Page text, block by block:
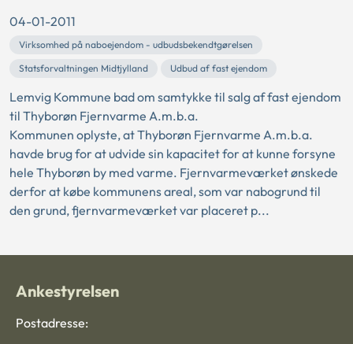
04-01-2011
Virksomhed på naboejendom - udbudsbekendtgørelsen
Statsforvaltningen Midtjylland
Udbud af fast ejendom
Lemvig Kommune bad om samtykke til salg af fast ejendom
til Thyborøn Fjernvarme A.m.b.a.
Kommunen oplyste, at Thyborøn Fjernvarme A.m.b.a.
havde brug for at udvide sin kapacitet for at kunne forsyne
hele Thyborøn by med varme. Fjernvarmeværket ønskede
derfor at købe kommunens areal, som var nabogrund til
den grund, fjernvarmeværket var placeret p...
Ankestyrelsen
Postadresse: